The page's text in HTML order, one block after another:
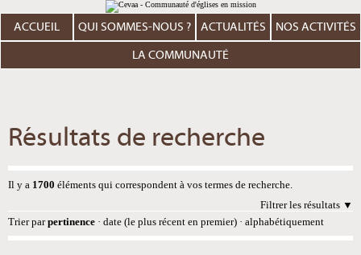
au
contenu.
Aller
personnels
ACCUEIL QUI SOMMES-NOUS ? ACTUALITÉS NOS ACTIVITÉS
LA COMMUNAUTÉ
Résultats de recherche
Il y a 1700 éléments qui correspondent à vos termes de recherche.
Filtrer les résultats
Trier par pertinence · date (le plus récent en premier) · alphabétiquement